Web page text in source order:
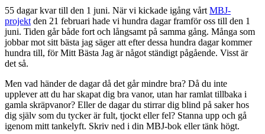
55 dagar kvar till den 1 juni. När vi kickade igång vårt MBJ-
projekt den 21 februari hade vi hundra dagar framför oss till den 1
juni. Tiden går både fort och långsamt på samma gång. Många som
jobbar mot sitt bästa jag säger att efter dessa hundra dagar kommer
hundra till, för Mitt Bästa Jag är något ständigt pågående. Visst är
det så.
Men vad händer de dagar då det går mindre bra? Då du inte
upplever att du har skapat dig bra vanor, utan har ramlat tillbaka i
gamla skräpvanor? Eller de dagar du stirrar dig blind på saker hos
dig själv som du tycker är fult, tjockt eller fel? Stanna upp och gå
igenom mitt tankelyft. Skriv ned i din MBJ-bok eller tänk högt.